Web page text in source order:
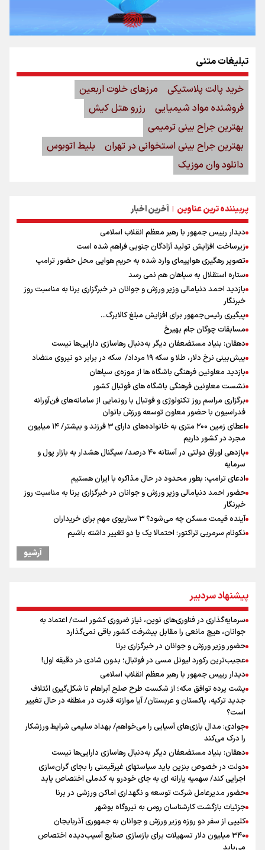
پربیننده ترین عناوین | آخرین اخبار
دیدار رییس جمهور با رهبر معظم انقلاب اسلامی
زیرساخت افزایش تولید آزادگان جنوبی فراهم شده است
تصویر رهگیری هواپیمای وارد شده به حریم هوایی محل حضور ترامپ
ستاره استقلال به سپاهان هم نمی رسد
بازدید احمد دنیامالی وزیر ورزش و جوانان در خبرگزاری برنا به مناسبت روز
خبرنگار
پیگیری رئیس‌جمهور برای افزایش مبلغ کالابرگ...
مسابقات چوگان جام بهیرخ
دهقان: بنیاد مستضعفان دیگر به‌دنبال رهاسازی دارایی‌ها نیست
پیش‌بینی نرخ دلار، طلا و سکه ۱۹ مرداد/ سکه در برابر دو نیروی متضاد
بازدید معاونین فرهنگی باشگاه ها از موزه‌ی سپاهان
نشست معاونین فرهنگی باشگاه های فوتبال کشور
برگزاری مراسم روز تکنولوژی و فوتبال با رونمایی از سامانه‌های فن‌آورانه
فدراسیون با حضور معاون توسعه ورزش بانوان
اعطای زمین ۲۰۰ متری به خانواده‌های دارای ۳ فرزند و بیشتر/ ۱۴ میلیون
مجرد در کشور داریم
بازدهی اوراق دولتی در آستانه ۴۰ درصد/ سیگنال هشدار به بازار پول و
سرمایه
ادعای ترامپ: بطور محدود در حال مذاکره با ایران هستیم
حضور احمد دنیامالی وزیر ورزش و جوانان در خبرگزاری برنا به مناسبت روز
خبرنگار
آینده قیمت مسکن چه می‌شود؟ ۳ سناریوی مهم برای خریداران
نکونام سرمربی تراکتور: احتمالا یک یا دو تغییر داشته باشیم
کریمی در خصوص شایعات عدم اجازه مربیگری نکونام: هر کسی گفته نظر
پیشنهاد رسمی تراکتور به بازیکن مورد علاقه نکونام
از افزایش دو برابری دفاتر تا غیر رسمی بودن قراردادهای یکسان
درصدی درآمدها تا افزایش ۱۵۳ درصدی استرداد مالیات
رئیس‌جمهور در پیامی درگذشت والده همسر حجت الاسلام والمسلمین
سید حسن خمینی را تسلیت گفت
آرشیو
پیشنهاد سردبیر
سرمایه‌گذاری در فناوری‌های نوین، نیاز ضروری کشور است/ اعتماد به
جوانان، هیچ مانعی را مقابل پیشرفت کشور باقی نمی‌گذارد
حضور وزیر ورزش و جوانان در خبرگزاری برنا
عجیب‌ترین رکورد لیونل مسی در فوتبال؛ بدون شادی در دقیقه اول!
دیدار رییس جمهور با رهبر معظم انقلاب اسلامی
پشت پرده توافق مکه؛ از شکست طرح صلح آبراهام تا شکل‌گیری ائتلاف
جدید ترکیه، پاکستان و عربستان/ آیا موازنه قدرت در منطقه در حال تغییر
است؟
جوادی: مدال بازی‌های آسیایی را می‌خواهم/ بهداد سلیمی شرایط ورزشکار
را درک می‌کند
دهقان: بنیاد مستضعفان دیگر به‌دنبال رهاسازی دارایی‌ها نیست
دولت در خصوص بنزین باید سیاستهای غیرقیمتی را بجای گران‌سازی
اجرایی کند/ سهمیه یارانه ای به جای خودرو به کدملی اختصاص یابد
حضور مدیرعامل شرکت توسعه و نگهداری اماکن ورزشی در برنا
جزئیات بازگشت کارشناسان روس به نیروگاه بوشهر
کلیپی از سفر دو روزه وزیر ورزش و جوانان به جمهوری آذربایجان
۳۴۰ میلیون دلار تسهیلات برای بازسازی صنایع آسیب‌دیده اختصاص
می‌یابد
تبلیغات متنی
خرید پالت پلاستیکی
مرزهای خلوت اربعین
فروشنده مواد شیمیایی
رزرو هتل کیش
بهترین جراح بینی ترمیمی
بهترین جراح بینی استخوانی در تهران
بلیط اتوبوس
دانلود وان موزیک